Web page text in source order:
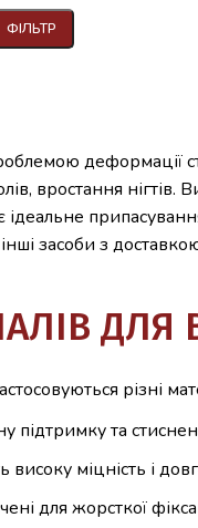
ФІЛЬТР
деформації
вростання
засоби з
ДЛЯ
різні
підтримку та
міцність і
для жорсткої